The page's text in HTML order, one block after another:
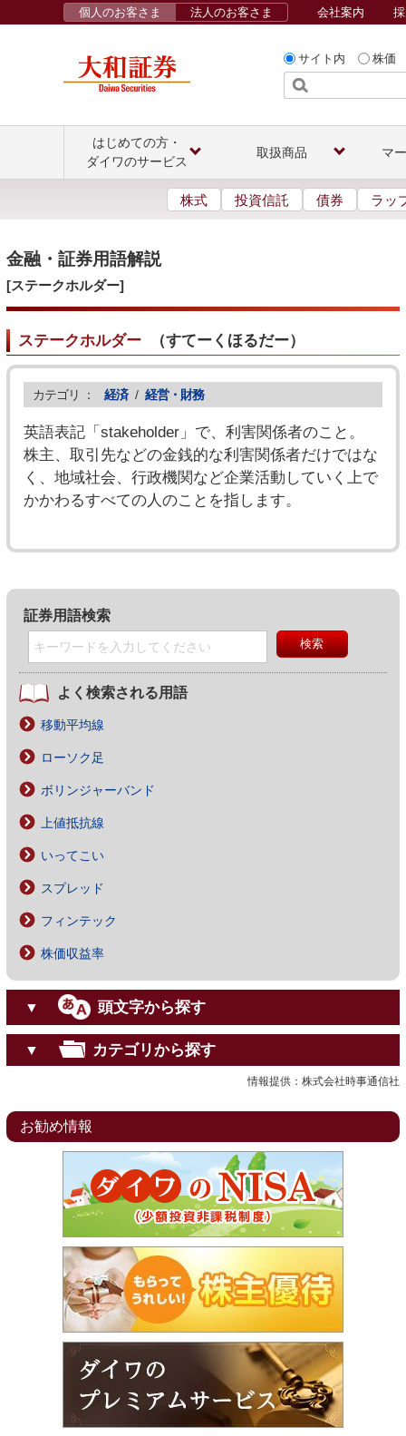
サイト内 株価
個人のお客さま 法人のお客さま 会社案内
はじめての方・
ダイワのサービス
取扱商品 マ
株式 投資信託 債券 ラッ
金融・証券用語解説
[ステークホルダー]
ステークホルダー（すてーくほるだー）
カテゴリ ： 経済 / 経営・財務
英語表記「stakeholder」で、利害関係者のこと。
株主、取引先などの金銭的な利害関係者だけではな
く、地域社会、行政機関など企業活動していく上で
かかわるすべての人のことを指します。
証券用語検索
よく検索される用語
移動平均線
ローソク足
ボリンジャーバンド
上値抵抗線
いってこい
スプレッド
フィンテック
株価収益率
▼ 頭文字から探す
▼ カテゴリから探す
情報提供：株式会社時事通信社
お勧め情報